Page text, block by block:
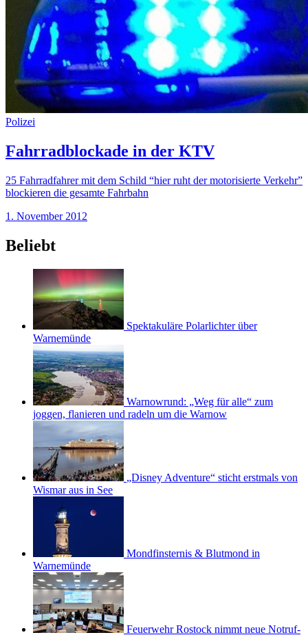
Polizei
Fahrradblockade in der KTV
25 Fahrradfahrer mit dem Schild “hier ruht der motorisierte Verkehr”
blockieren die gesamte Fahrbahn
1. November 2012
Beliebt
Spektakuläre Polarlichter über
Warnemünde
Warnowrund: „Weg für alle“ zum
joggen, flanieren und radeln um die Warnow
„Disney Adventure“ sticht erstmals von
Wismar aus in See
Mondfinsternis & Blutmond in
Warnemünde
Feuerwehr Rostock nimmt neue Notruf-